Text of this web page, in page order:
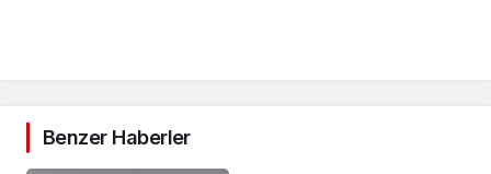
Benzer Haberler